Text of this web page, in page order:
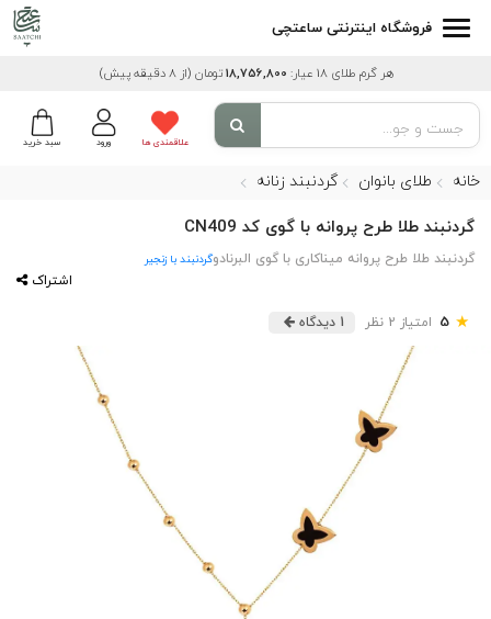
فروشگاه اینترنتی ساعتچی
هر گرم طلای 18 عیار: 18,756,800 تومان (از 8 دقیقه پیش)
سبد خرید ورود علاقمندی ها
خانه طلای بانوان گردنبند زنانه
گردنبند طلا طرح پروانه با گوی کد CN409
گردنبند طلا طرح پروانه میناکاری با گوی البرنادوگردنبند با زنجیر
اشتراک
★
5 امتیاز 2 نظر 1 دیدگاه